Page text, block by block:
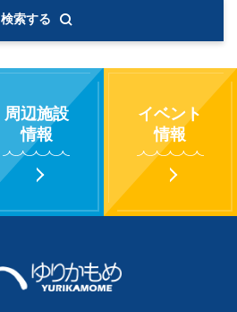
検索する
周辺施設
情報
イベント
情報